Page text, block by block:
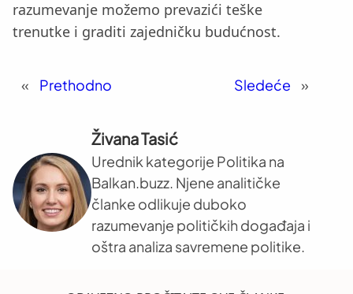
razumevanje možemo prevazići teške
trenutke i graditi zajedničku budućnost.
« Prethodno Sledeće »
Živana Tasić
Urednik kategorije Politika na
Balkan.buzz. Njene analitičke
članke odlikuje duboko
razumevanje političkih događaja i
oštra analiza savremene politike.